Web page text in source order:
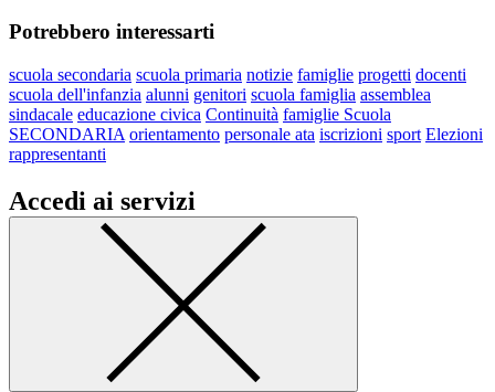
Potrebbero interessarti
scuola secondaria scuola primaria notizie famiglie progetti docenti
scuola dell'infanzia alunni genitori scuola famiglia assemblea
sindacale educazione civica Continuità famiglie Scuola
SECONDARIA orientamento personale ata iscrizioni sport Elezioni
rappresentanti
Accedi ai servizi